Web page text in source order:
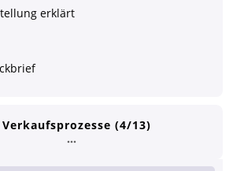
erklärt
Verkaufsprozesse (4/13)